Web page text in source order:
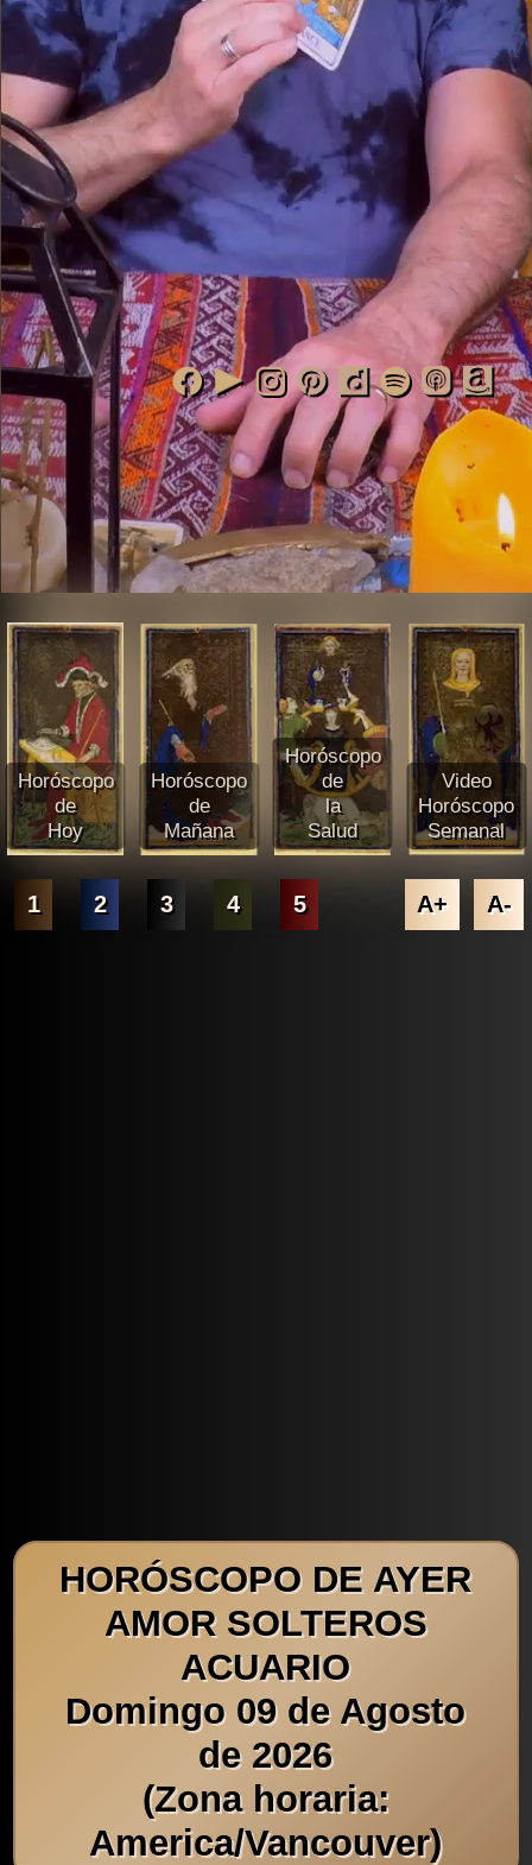
Horóscopo
de
Hoy
Horóscopo
de
Mañana
Horóscopo
de
la
Salud
Video
Horóscopo
Semanal
1 2 3 4 5 A+ A-
HORÓSCOPO DE AYER
AMOR SOLTEROS
ACUARIO
Domingo 09 de Agosto
de 2026
(Zona horaria:
America/Vancouver)